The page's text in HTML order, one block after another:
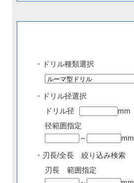
・ドリル種類選択
・ドリル径選択
ドリル径
mm
径範囲指定
～
mm
・刃長/全長 絞り込み検索
刃長 範囲指定